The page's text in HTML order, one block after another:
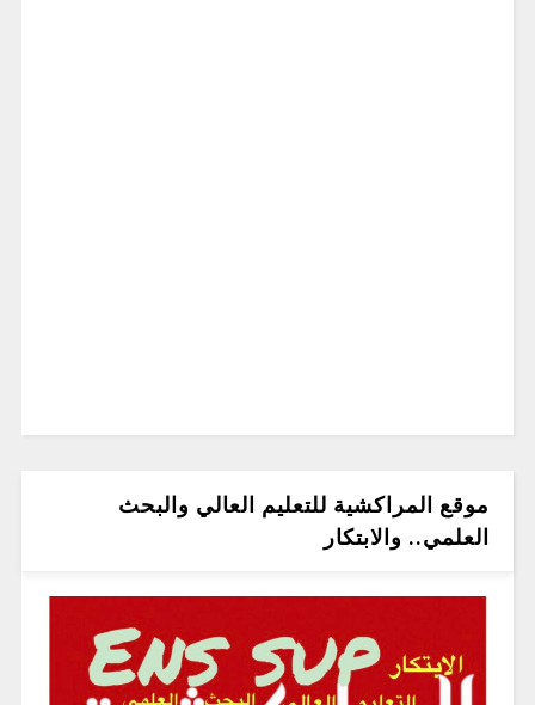
موقع المراكشية للتعليم العالي والبحث
العلمي.. والابتكار